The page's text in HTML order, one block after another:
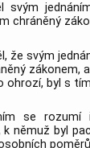
svým
chráněný
že svým
zákonem,
ohrozí, byl s
se rozumí
k němuž byl